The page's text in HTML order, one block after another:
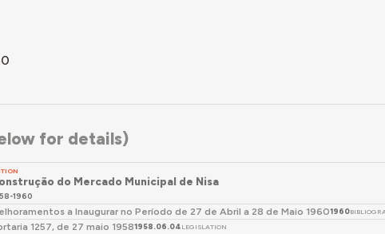
for details)
do Mercado Municipal de Nisa
1960
a Inaugurar no Período de 27 de Abril a 28 de Maio 19601960
1257, de 27 maio 19581958.06.04 LEGISLATION